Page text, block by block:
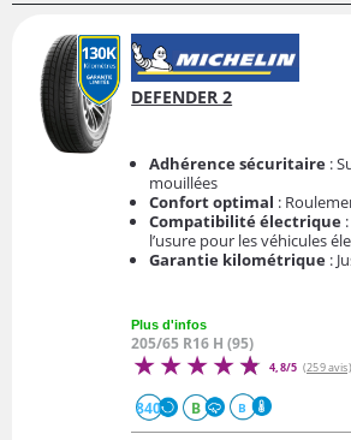
DEFENDER 2
Adhérence sécuritaire :
mouillées
Confort optimal :
Compatibilité électrique
l’usure pour les véhicules
Garantie kilométrique :
Plus d'infos
205/65 R16 H (95)
4,8/5 (259 avis)
840 B B